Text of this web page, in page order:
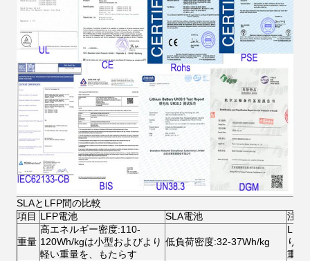
SLAとLFP間の比較
項目 LFP電池 SLA電池 注目
重量
高エネルギー密度:110-
120Wh/kgは小型およびより
軽い重量を、もたらす
低負荷密度:32-37Wh/kg
LFP
り
重量